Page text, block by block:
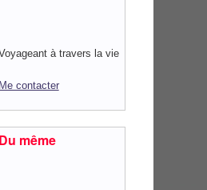
à travers la vie
Me contacter
Du même